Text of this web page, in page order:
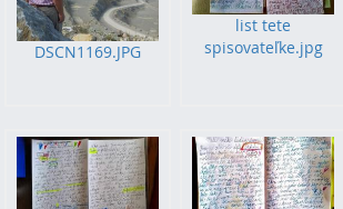
DSCN1169.JPG
list tete
spisovateľke.jpg